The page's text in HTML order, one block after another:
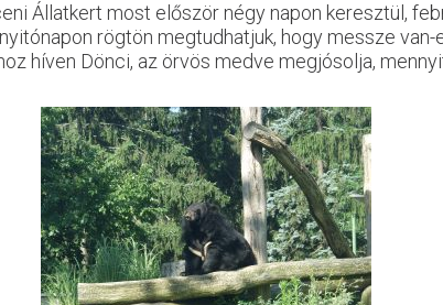
Állatkert most először négy napon keresztül,
rögtön megtudhatjuk, hogy messze
híven Dönci, az örvös medve megjósolja,